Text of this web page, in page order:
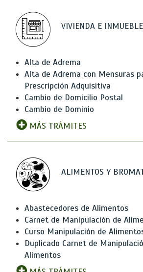
VIVIENDA E
Alta de Adrema
Alta de Adrema con Mensuras
Prescripción Adquisitiva
Cambio de Domicilio Postal
Cambio de Dominio
MÁS TRÁMITES
ALIMENTOS Y
Abastecedores de Alimentos
Carnet de Manipulación de
Curso Manipulación de
Duplicado Carnet de
Alimentos